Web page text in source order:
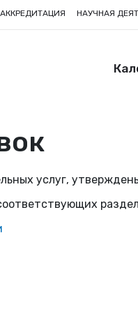
АККРЕДИТАЦИЯ НАУЧНАЯ
услуг,